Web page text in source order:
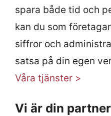
spara både tid och
kan du som
siffror och
satsa på din egen
Våra tjänster >
Vi är din